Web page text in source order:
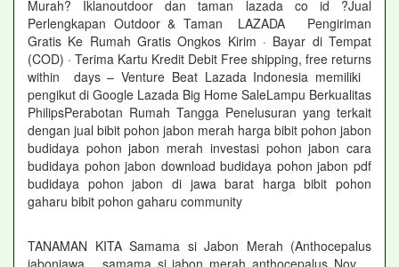
Murah? Iklanoutdoor dan taman lazada co id ?Jual
Perlengkapan Outdoor & Taman LAZADA Pengiriman
Gratis Ke Rumah Gratis Ongkos Kirim · Bayar di Tempat
(COD) · Terima Kartu Kredit Debit Free shipping, free returns
within days – Venture Beat Lazada Indonesia memiliki
pengikut di Google Lazada Big Home SaleLampu Berkualitas
PhilipsPerabotan Rumah Tangga Penelusuran yang terkait
dengan jual bibit pohon jabon merah harga bibit pohon jabon
budidaya pohon jabon merah investasi pohon jabon cara
budidaya pohon jabon download budidaya pohon jabon pdf
budidaya pohon jabon di jawa barat harga bibit pohon
gaharu bibit pohon gaharu community
TANAMAN KITA Samama si Jabon Merah (Anthocepalus